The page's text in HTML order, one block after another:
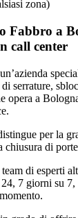
zona)
Fabbro a
call center
serrature,
opera a
per la
chiusura di
di esperti
7 giorni su